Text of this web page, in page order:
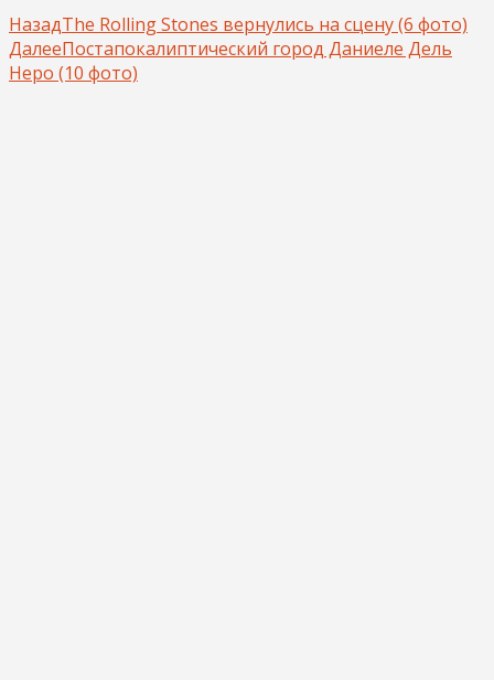
НазадThe Rolling Stones вернулись на сцену (6 фото)
ДалееПостапокалиптический город Даниеле Дель
Неро (10 фото)